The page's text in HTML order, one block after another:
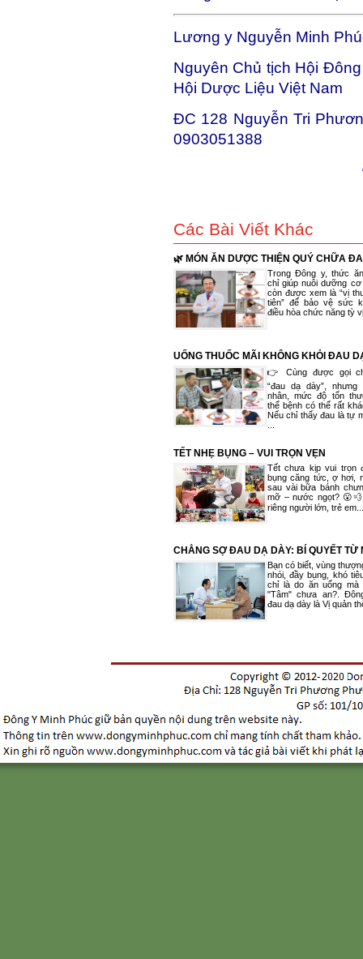
Lương y Nguyễn Minh
Nguyên Chủ tịch Hội
Hội Dược Liệu Việt Nam
ĐC 128 Nguyễn Tri
0903051388
Các Bài Viết Khác
🌿 MÓN ĂN DƯỢC THIỆN QUÝ CHỮA
DÀY 🥣
Trong Đông y, thức
chỉ giúp nuôi dưỡng cơ
còn được xem là “vị
tiên” để bảo vệ sức
điều hòa chức năng tỳ
UỐNG THUỐC MÃI KHÔNG KHỎI ĐAU
VÌ SAO?
👉 Cùng được gọi
“đau dạ dày”, nhưng
nhân, mức độ tổn
thể bệnh có thể rất
Nếu chỉ thấy đau là tự
TẾT NHẸ BỤNG – VUI TRỌN VẸN
Tết chưa kịp vui trọn
bụng căng tức, ợ hơi,
sau vài bữa bánh
mỡ – nước ngọt?
riêng người lớn, trẻ em...
CHẲNG SỢ ĐAU DẠ DÀY: BÍ QUYẾT TỪ
ĂN BÀI THUỐC ĐÔNG YBạn có biết, vùng
nhói, đầy bụng, khó
chỉ là do ăn uống mà
"Tâm" chưa an?.
đau dạ dày là Vị quản